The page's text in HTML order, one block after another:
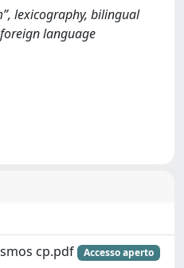
lexicography, bilingual
language
cp.pdf
Accesso aperto